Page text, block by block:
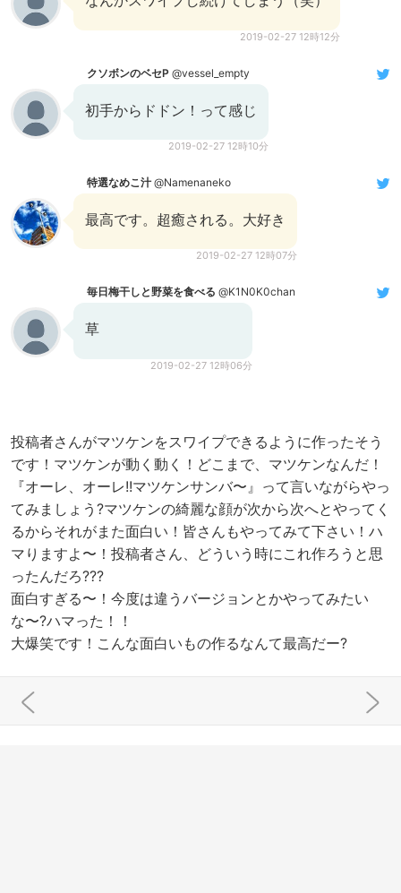
2019-02-27 12時12分
クソボンのベセP @vessel_empty
初手からドドン！って感じ
2019-02-27 12時10分
特選なめこ汁@Namenaneko
最高です。超癒される。大好き
2019-02-27 12時07分
毎日梅干しと野菜を食べる @K1N0K0chan
草
2019-02-27 12時06分
投稿者さんがマツケンをスワイプできるように作ったそう
です！マツケンが動く動く！どこまで、マツケンなんだ！
『オーレ、オーレ!!マツケンサンバ〜』って言いながらやっ
てみましょう?マツケンの綺麗な顔が次から次へとやってく
るからそれがまた面白い！皆さんもやってみて下さい！ハ
マりますよ〜！投稿者さん、どういう時にこれ作ろうと思
ったんだろ???
面白すぎる〜！今度は違うバージョンとかやってみたい
な〜?ハマった！！
大爆笑です！こんな面白いもの作るなんて最高だー?